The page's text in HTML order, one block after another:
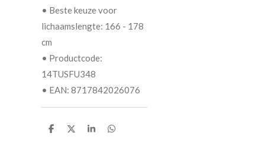
• Beste keuze voor
lichaamslengte: 166 - 178
cm
• Productcode:
14TUSFU348
• EAN: 8717842026076
D
D
S
D